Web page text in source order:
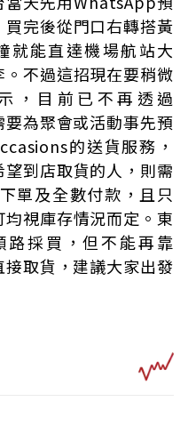
完後從門口右轉搭黃
就能直達機場航站大
不過這招現在要稍微
，目前已不再透過
為聚會或活動事先預
的送貨服務，
到店取貨的人，則需
單及全數付款，且只
視庫存情況而定。東
採買，但不能再靠
取貨，建議大家出發